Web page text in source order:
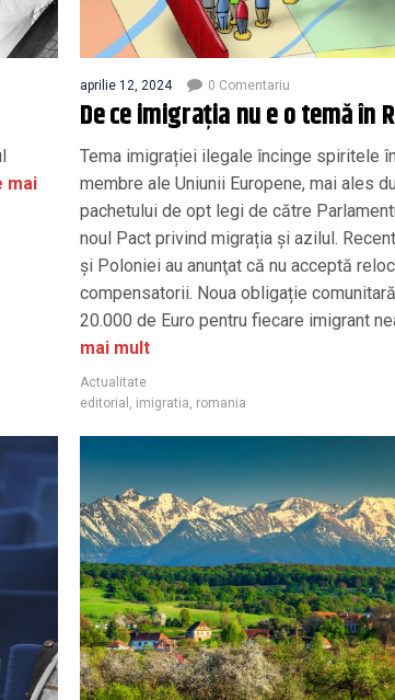
mai
aprilie 12, 2024 0 Comentariu
De ce imigrația nu e o temă în
Tema imigrației ilegale încinge spiritele
membre ale Uniunii Europene, mai ales
pachetului de opt legi de către
noul Pact privind migrația și azilul.
și Poloniei au anunţat că nu acceptă
compensatorii. Noua obligație
20.000 de Euro pentru fiecare imigrant
mai mult
Actualitate
editorial
imigratia romania